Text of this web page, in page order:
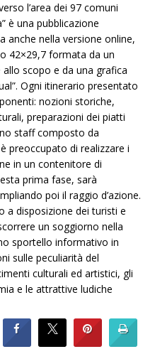
l’area dei 97 comuni
è una pubblicazione
anche nella versione online,
42×29,7 formata da un
scopo e da una grafica
Ogni itinerario presentato
nozioni storiche,
preparazioni dei piatti
staff composto da
preoccupato di realizzare i
in un contenitore di
prima fase, sarà
poi il raggio d’azione.
a disposizione dei turisti e
un soggiorno nella
sportello informativo in
sulle peculiarità del
culturali ed artistici, gli
e le attrattive ludiche